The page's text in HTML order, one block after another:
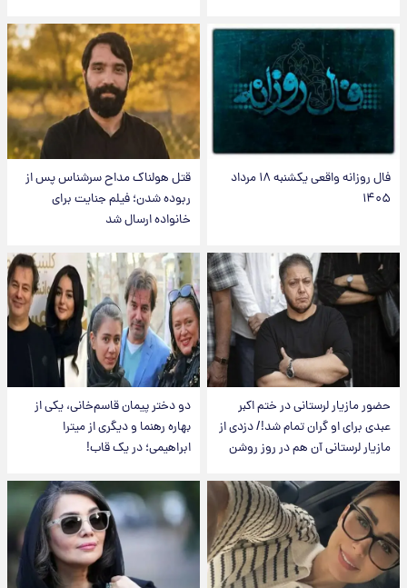
فال روزانه واقعی یکشنبه ۱۸ مرداد
۱۴۰۵
قتل هولناک مداح سرشناس پس از
ربوده شدن؛ فیلم جنایت برای
خانواده ارسال شد
حضور مازیار لرستانی در ختم اکبر
عبدی برای او گران تمام شد!/ دزدی از
مازیار لرستانی آن هم در روز روشن
دو دختر پیمان قاسم‌خانی، یکی از
بهاره رهنما و دیگری از میترا
ابراهیمی؛ در یک قاب!